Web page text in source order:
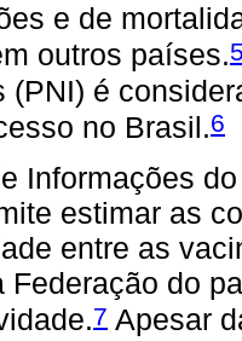
e de
outros países.
(PNI) é
no Brasil.6
Informações
estimar as
entre as
Federação do
7 Apesar